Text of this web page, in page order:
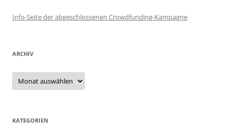
Info-Seite der abgeschlossenen Crowdfunding-Kampagne
ARCHIV
Archiv
KATEGORIEN